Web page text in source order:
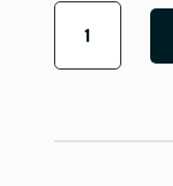
ABREUVOIR